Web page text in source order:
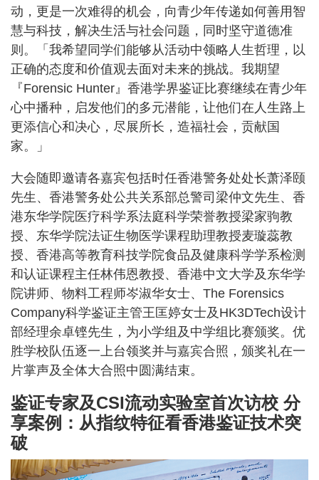
动，更是一次难得的机会，向青少年传递如何善用智
慧与科技，解决生活与社会问题，同时坚守道德准
则。「我希望同学们能够从活动中领略人生哲理，以
正确的态度和价值观去面对未来的挑战。我期望
『Forensic Hunter』香港学界鉴证比赛继续在青少年
心中播种，启发他们的多元潜能，让他们在人生路上
更添信心和决心，尽展所长，造福社会，贡献国
家。」
大会随即邀请各嘉宾包括时任香港警务处处长萧泽颐
先生、香港警务处公共关系部总警司梁仲文先生、香
港东华学院医疗科学系法庭科学荣誉教授梁家驹教
授、东华学院法证生物医学课程助理教授麦璇蕊教
授、香港高等教育科技学院食品及健康科学学系检测
和认证课程主任林伟恩教授、香港中文大学及东华学
院讲师、物料工程师岑淑华女士、The Forensics
Company科学鉴证主管王匡婷女士及HK3DTech设计
部经理余卓铿先生，为小学组及中学组比赛颁奖。优
胜学校队伍逐一上台领奖并与嘉宾合照，颁奖礼在一
片掌声及全体大合照中圆满结束。
鉴证专家及CSI流动实验室首次访校 分
享案例：从指纹特征看香港鉴证技术突
破